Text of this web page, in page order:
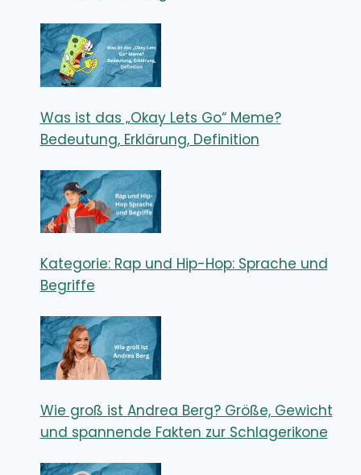
Was ist das „Okay Lets Go“ Meme?
Bedeutung, Erklärung, Definition
Kategorie: Rap und Hip-Hop: Sprache und
Begriffe
Wie groß ist Andrea Berg? Größe, Gewicht
und spannende Fakten zur Schlagerikone